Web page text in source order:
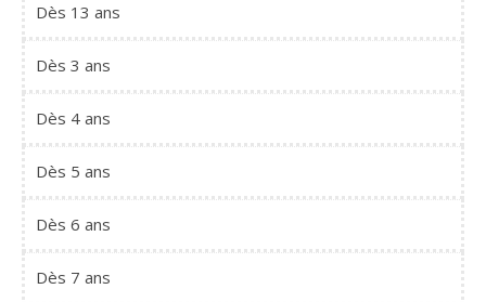
Dès 13 ans
Dès 3 ans
Dès 4 ans
Dès 5 ans
Dès 6 ans
Dès 7 ans